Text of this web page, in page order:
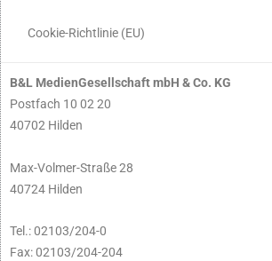
Cookie-Richtlinie (EU)
B&L MedienGesellschaft mbH & Co. KG
Postfach 10 02 20
40702 Hilden
Max-Volmer-Straße 28
40724 Hilden
Tel.: 02103/204-0
Fax: 02103/204-204